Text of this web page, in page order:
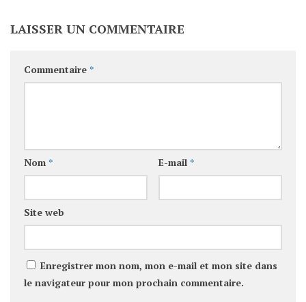
LAISSER UN COMMENTAIRE
Commentaire *
Nom * E-mail *
Site web
Enregistrer mon nom, mon e-mail et mon site dans
le navigateur pour mon prochain commentaire.